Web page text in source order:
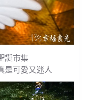
誕市集
是可愛又迷人